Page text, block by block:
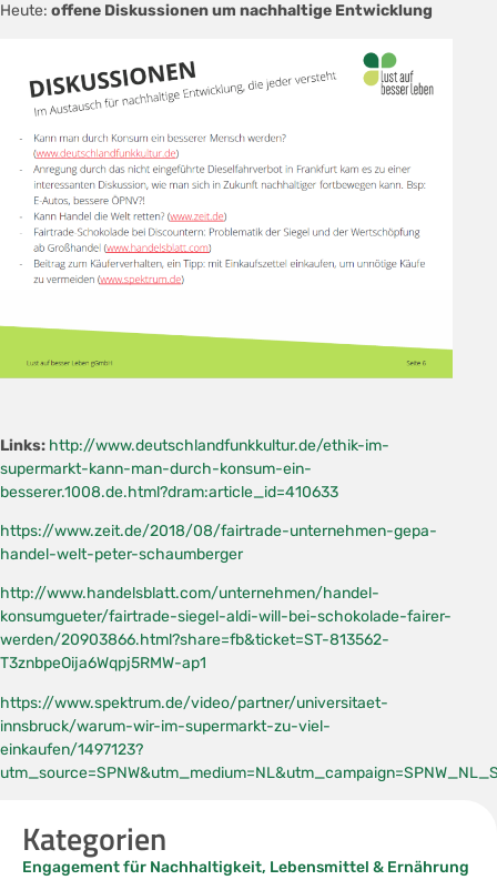
Heute: offene Diskussionen um nachhaltige Entwicklung
Links: http://www.deutschlandfunkkultur.de/ethik-im-
supermarkt-kann-man-durch-konsum-ein-
besserer.1008.de.html?dram:article_id=410633
https://www.zeit.de/2018/08/fairtrade-unternehmen-gepa-
handel-welt-peter-schaumberger
http://www.handelsblatt.com/unternehmen/handel-
konsumgueter/fairtrade-siegel-aldi-will-bei-schokolade-fairer-
werden/20903866.html?share=fb&ticket=ST-813562-
T3znbpeOija6Wqpj5RMW-ap1
https://www.spektrum.de/video/partner/universitaet-
innsbruck/warum-wir-im-supermarkt-zu-viel-
einkaufen/1497123?
Kategorien
Engagement für Nachhaltigkeit, Lebensmittel & Ernährung